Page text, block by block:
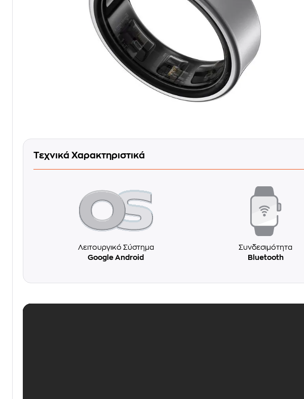
Τεχνικά Χαρακτηριστικά
Λειτουργικό Σύστημα
Google Android
Συνδεσιμότητα
Bluetooth